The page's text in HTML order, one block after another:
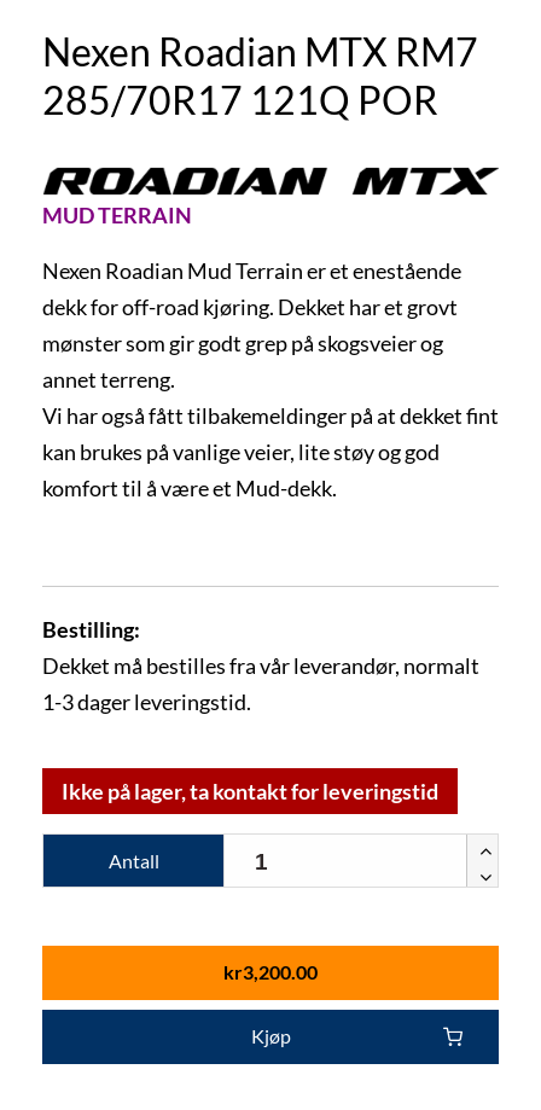
Nexen Roadian MTX RM7
285/70R17 121Q POR
MUD TERRAIN
Nexen Roadian Mud Terrain er et enestående
dekk for off-road kjøring. Dekket har et grovt
mønster som gir godt grep på skogsveier og
annet terreng.
Vi har også fått tilbakemeldinger på at dekket fint
kan brukes på vanlige veier, lite støy og god
komfort til å være et Mud-dekk.
Bestilling:
Dekket må bestilles fra vår leverandør, normalt
1-3 dager leveringstid.
Ikke på lager, ta kontakt for leveringstid
Antall
kr3,200.00
Kjøp